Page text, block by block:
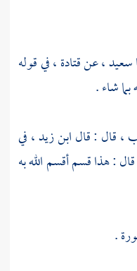
سعيد ،عنقتادة ،في قوله
شاء .
،قال : قالابن زيد ،في
: هذا قسم أقسم الله به
.